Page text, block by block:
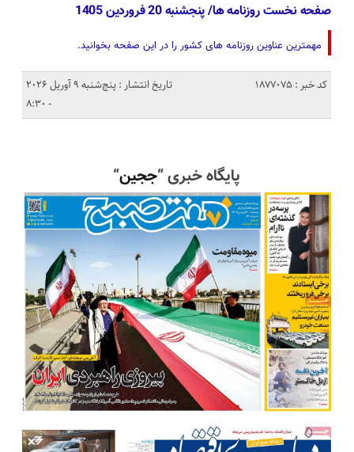
صفحه نخست روزنامه ها/ پنجشنبه 20 فروردین 1405
مهمترین عناوین روزنامه های کشور را در این صفحه بخوانید.
کد خبر : 1877075
تاریخ انتشار : پنج‌شنبه 9 آوریل 2026
- 8:30
پایگاه خبری “ججین“